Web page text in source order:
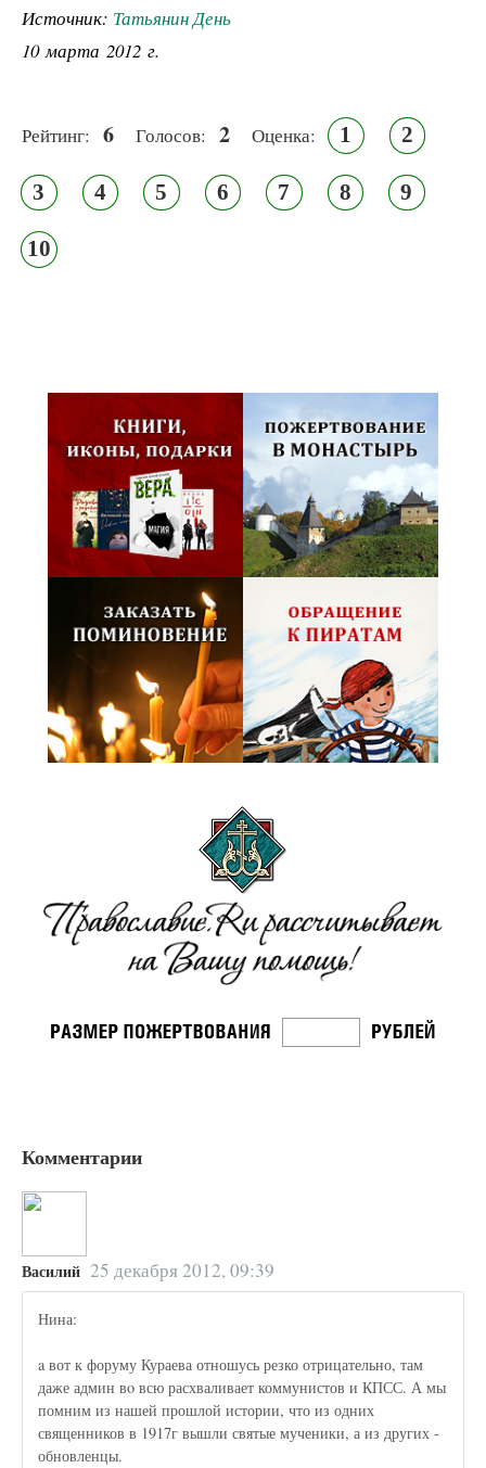
Источник: Татьянин День
10 марта 2012 г.
Рейтинг: 6 Голосов: 2 Оценка: 1 2
3 4 5 6 7 8 9
10
Комментарии
Василий 25 декабря 2012, 09:39
Нина:
a вот к форуму Кураева отношусь резко отрицательно, там
даже админ вo всю расхваливает коммунистов и КПСС. А мы
помним из нашей прошлой истории, что из одних
священников в 1917г вышли святые мученики, а из других -
обновленцы.